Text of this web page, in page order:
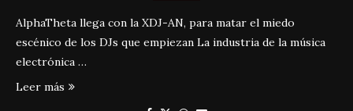
AlphaTheta llega con la XDJ-AN, para matar el miedo
escénico de los DJs que empiezan La industria de la música
electrónica …
Leer más